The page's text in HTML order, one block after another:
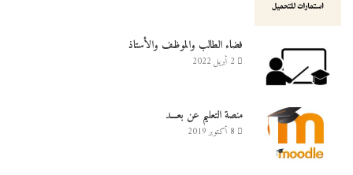
فضاء الطالب والموظف والأستاذ
2 أبريل 2022
منصة التعليم عن بعـــد
8 أكتوبر 2019